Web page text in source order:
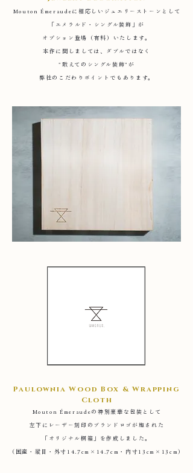
Mouton Émeraudeに相応しいジュエリーストーンとして
「エメラルド・シングル装飾」が
オプション登場（有料）いたします。
本作に関しましては、ダブルではなく
"敢えてのシングル装飾"が
弊社のこだわりポイントでもあります。
Paulownia Wood Box & Wrapping
Cloth
Mouton Émeraudeの特別豪華な包装として
左下にレーザー刻印のブランドロゴが施された
「オリジナル桐箱」を作成しました。
（国産・縦目・外寸14.7cm×14.7cm・内寸13cm×13cm）